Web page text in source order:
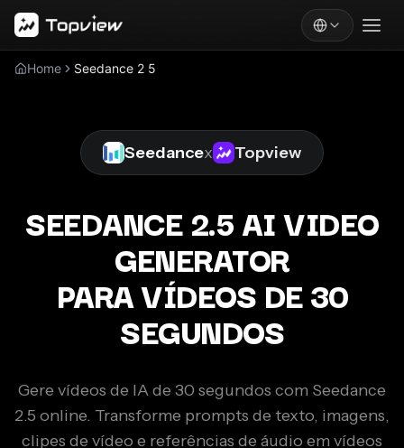
Home Seedance 2 5
Seedancex Topview
SEEDANCE 2.5 AI VIDEO
GENERATOR
PARA VÍDEOS DE 30
SEGUNDOS
Gere vídeos de IA de 30 segundos com Seedance
2.5 online. Transforme prompts de texto, imagens,
clipes de vídeo e referências de áudio em vídeos